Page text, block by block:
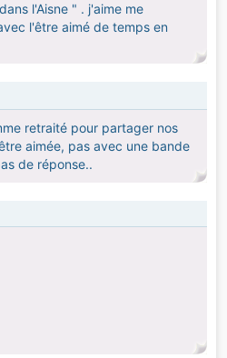
l'Aisne " . j'aime me
l'être aimé de temps en
retraité pour partager nos
aimée, pas avec une bande
de réponse..